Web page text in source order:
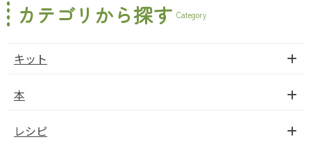
カテゴリから探す Category
キット
本
レシピ